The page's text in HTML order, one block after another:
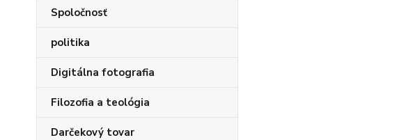
Spoločnosť
politika
Digitálna fotografia
Filozofia a teológia
Darčekový tovar